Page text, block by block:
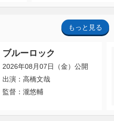
もっと見る
ブルーロック
2026年08月07日（金）公開
出演：高橋文哉
監督：瀧悠輔